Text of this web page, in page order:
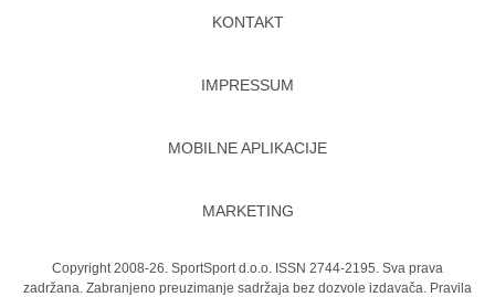
KONTAKT
IMPRESSUM
MOBILNE APLIKACIJE
MARKETING
Copyright 2008-26. SportSport d.o.o. ISSN 2744-2195. Sva prava
zadržana. Zabranjeno preuzimanje sadržaja bez dozvole izdavača. Pravila